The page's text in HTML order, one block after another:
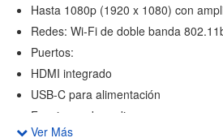
Hasta 1080p (1920 x 1080) con
Redes: Wi-Fi de doble banda
Puertos:
HDMI integrado
USB-C para alimentación
Funciones de audio:
Ver Más